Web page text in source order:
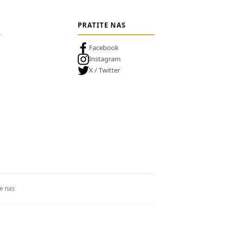
PRATITE NAS
Facebook
Instagram
X / Twitter
nas